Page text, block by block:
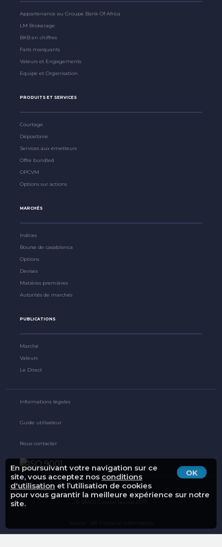
OK
En poursuivant votre navigation sur ce
site, vous acceptez nos conditions
d'utilisation et l’utilisation de cookies
pour vous garantir la meilleure expérience sur notre
site.
Appartenance au Groupe Bank Of Africa
LM Brokerage
BKB en chiffres
Faits marquants
Valeurs et Engagements
Equipe et Organisation
PRODUITS ET SERVICES
Courtage
Dépositaire
Services aux émetteurs
Offre bundled
OPCVM
Options sur actions
MARCHÉS
Indices
Bourse de casablanca
Options
Devises
Matières premières
Autorités de marchés
PUBLICATIONS
Marché
Valeurs
Le Direct
Informations légales
Guide utilisateur
Nous contacter